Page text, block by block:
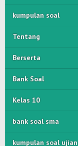
kumpulan soal
Tentang
Berserta
Bank Soal
Kelas 10
bank soal sma
kumpulan soal ujian